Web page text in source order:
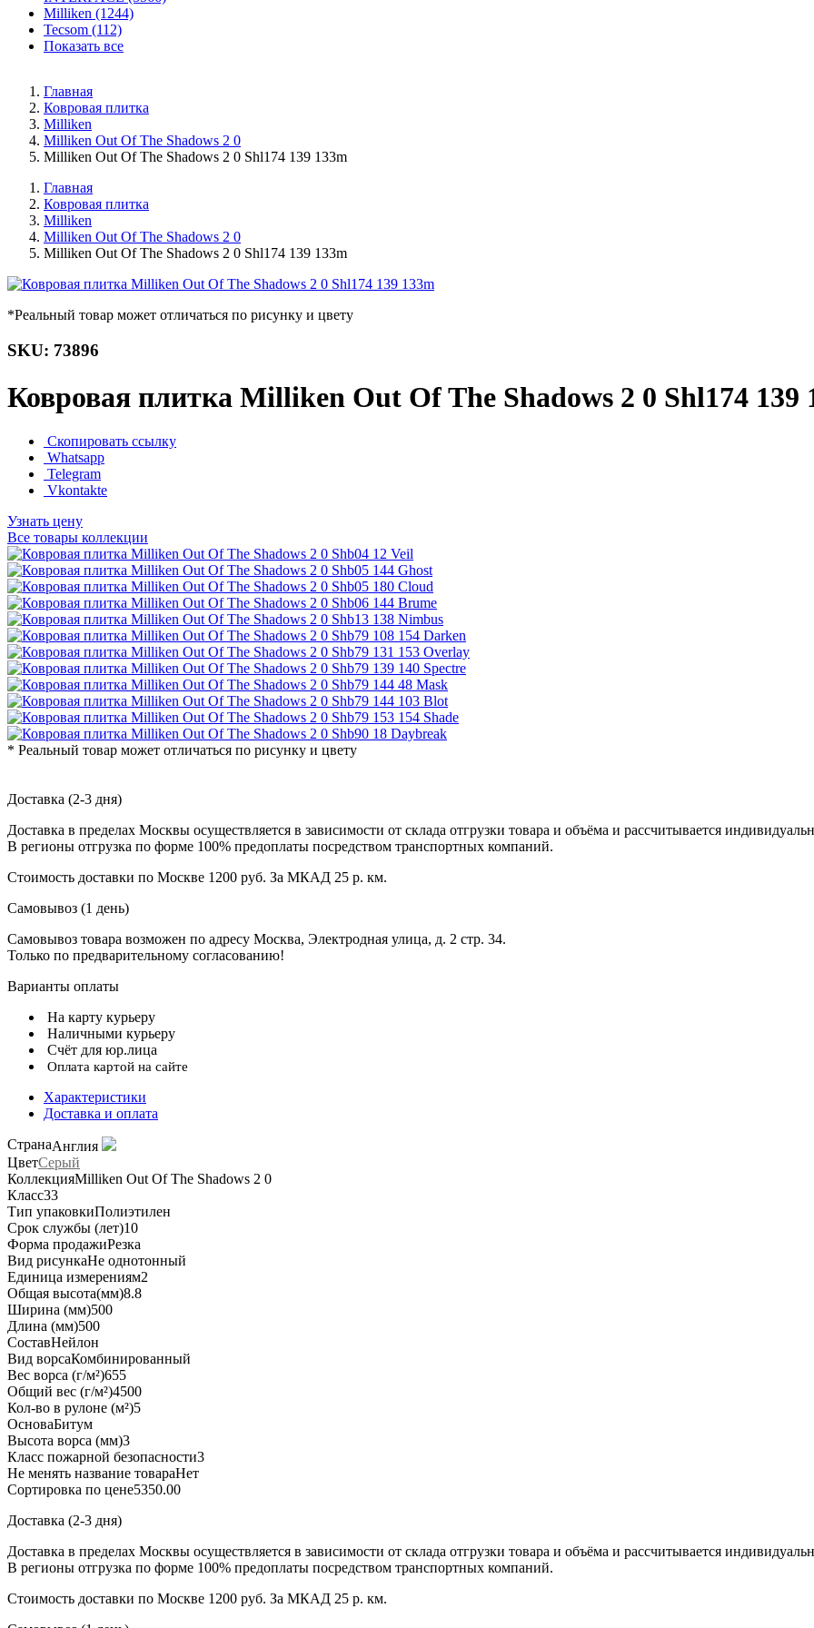
Milliken (1244)
Tecsom (112)
Показать все
Главная
Ковровая плитка
Milliken
Milliken Out Of The Shadows 2 0
Milliken Out Of The Shadows 2 0 Shl174 139 133m
Главная
Ковровая плитка
Milliken
Milliken Out Of The Shadows 2 0
Milliken Out Of The Shadows 2 0 Shl174 139 133m
*Реальный товар может отличаться по рисунку и цвету
SKU: 73896
Ковровая плитка Milliken Out Of The Shadows 2 0 Shl174 139
Скопировать ссылку
Whatsapp
Telegram
Vkontakte
Узнать цену
Все товары коллекции
* Реальный товар может отличаться по рисунку и цвету
Доставка (2-3 дня)
Доставка в пределах Москвы осуществляется в зависимости от склада отгрузки товара и объёма и рассчитывается
В регионы отгрузка по форме 100% предоплаты посредством транспортных компаний.
Стоимость доставки по Москве 1200 руб. За МКАД 25 р. км.
Самовывоз (1 день)
Самовывоз товара возможен по адресу Москва, Электродная улица, д. 2 стр. 34.
Только по предварительному согласованию!
Варианты оплаты
На карту курьеру
Наличными курьеру
Счёт для юр.лица
Оплата картой на сайте
Характеристики
Доставка и оплата
СтранаАнглия
ЦветСерый
КоллекцияMilliken Out Of The Shadows 2 0
Класс33
Тип упаковкиПолиэтилен
Срок службы (лет)10
Форма продажиРезка
Вид рисункаНе однотонный
Единица измерениям2
Общая высота(мм)8.8
Ширина (мм)500
Длина (мм)500
СоставНейлон
Вид ворсаКомбинированный
Вес ворса (г/м²)655
Общий вес (г/м²)4500
Кол-во в рулоне (м²)5
ОсноваБитум
Высота ворса (мм)3
Класс пожарной безопасности3
Не менять название товараНет
Сортировка по цене5350.00
Доставка (2-3 дня)
Доставка в пределах Москвы осуществляется в зависимости от склада отгрузки товара и объёма и рассчитывается
В регионы отгрузка по форме 100% предоплаты посредством транспортных компаний.
Стоимость доставки по Москве 1200 руб. За МКАД 25 р. км.